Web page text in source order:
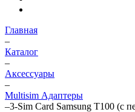
Главная
–
Каталог
–
Аксессуары
–
Multisim Адаптеры
–3-Sim Card Samsung T100 (с